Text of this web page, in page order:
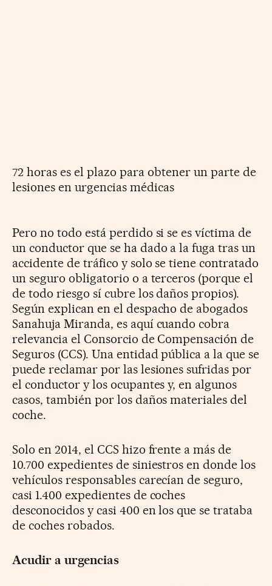
72 horas es el plazo para obtener un parte de
lesiones en urgencias médicas
Pero no todo está perdido si se es víctima de
un conductor que se ha dado a la fuga tras un
accidente de tráfico y solo se tiene contratado
un seguro obligatorio o a terceros (porque el
de todo riesgo sí cubre los daños propios).
Según explican en el despacho de abogados
Sanahuja Miranda, es aquí cuando cobra
relevancia el Consorcio de Compensación de
Seguros (CCS). Una entidad pública a la que se
puede reclamar por las lesiones sufridas por
el conductor y los ocupantes y, en algunos
casos, también por los daños materiales del
coche.
Solo en 2014, el CCS hizo frente a más de
10.700 expedientes de siniestros en donde los
vehículos responsables carecían de seguro,
casi 1.400 expedientes de coches
desconocidos y casi 400 en los que se trataba
de coches robados.
Acudir a urgencias